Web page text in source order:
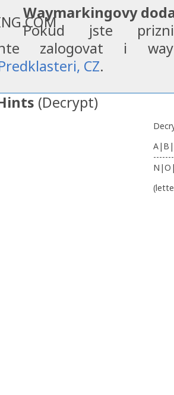
Waymarkingovy
Pokud jste
zalogovat i
CZ.
(Decrypt)